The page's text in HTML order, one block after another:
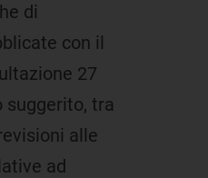
di
con il
27
suggerito, tra
alle
ad